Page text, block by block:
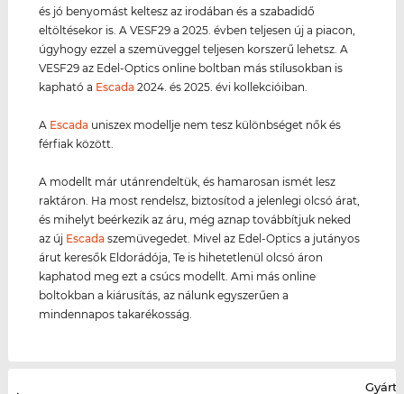
és jó benyomást keltesz az irodában és a szabadidő
eltöltésekor is. A VESF29 a 2025. évben teljesen új a piacon,
úgyhogy ezzel a szemüveggel teljesen korszerű lehetsz. A
VESF29 az Edel-Optics online boltban más stílusokban is
kapható a Escada 2024. és 2025. évi kollekcióiban.
A Escada uniszex modellje nem tesz különbséget nők és
férfiak között.
A modellt már utánrendeltük, és hamarosan ismét lesz
raktáron. Ha most rendelsz, biztosítod a jelenlegi olcsó árat,
és mihelyt beérkezik az áru, még aznap továbbítjuk neked
az új Escada szemüvegedet. Mivel az Edel-Optics a jutányos
árut keresők Eldorádója, Te is hihetetlenül olcsó áron
kaphatod meg ezt a csúcs modellt. Ami más online
boltokban a kiárusítás, az nálunk egyszerűen a
mindennapos takarékosság.